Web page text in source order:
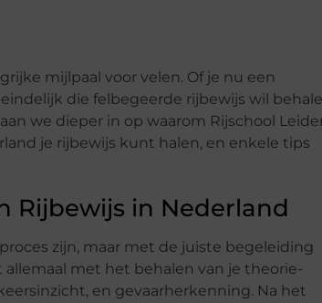
mijlpaal voor velen. Of je nu een
die felbegeerde rijbewijs wil
we dieper in op waarom Rijschool
je rijbewijs kunt halen, en enkele tips
Rijbewijs in Nederland
zijn, maar met de juiste begeleiding
met het behalen van je theorie-
en gevaarherkenning. Na het